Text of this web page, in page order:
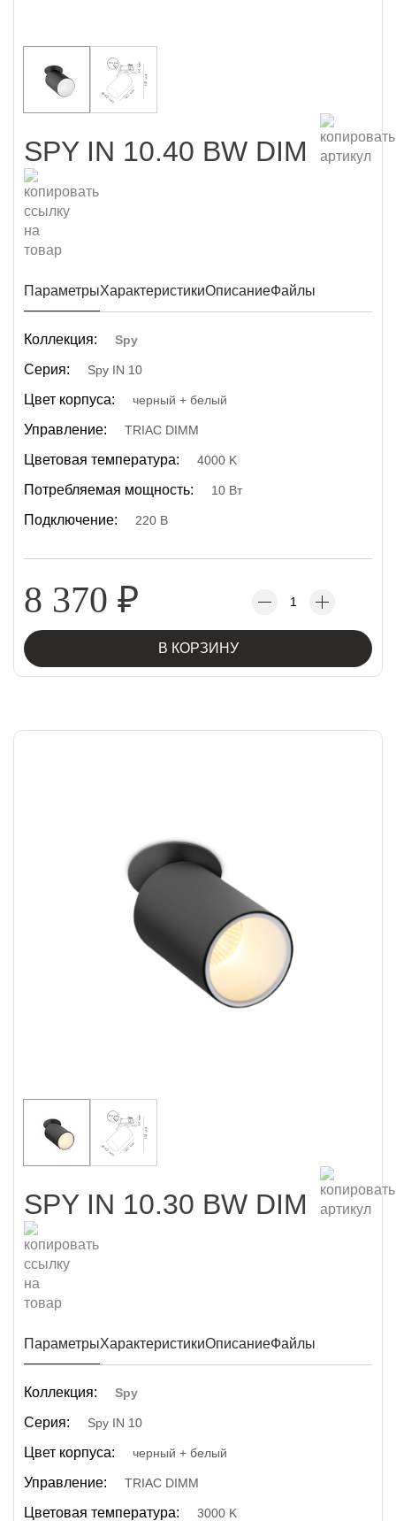
SPY IN 10.40 BW DIM
ПараметрыХарактеристикиОписаниеФайлы
Коллекция: Spy
Серия: Spy IN 10
Цвет корпуса: черный + белый
Управление: TRIAC DIMM
Цветовая температура: 4000 K
Потребляемая мощность: 10 Вт
Подключение: 220 В
8 370 ₽
В КОРЗИНУ
SPY IN 10.30 BW DIM
ПараметрыХарактеристикиОписаниеФайлы
Коллекция: Spy
Серия: Spy IN 10
Цвет корпуса: черный + белый
Управление: TRIAC DIMM
Цветовая температура: 3000 K